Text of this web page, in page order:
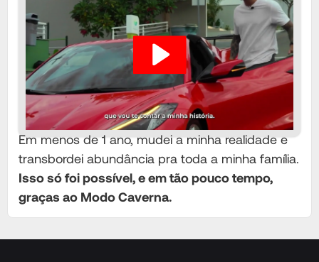
Em menos de 1 ano, mudei a minha realidade e
transbordei abundância pra toda a minha família.
Isso só foi possível, e em tão pouco tempo,
graças ao Modo Caverna.